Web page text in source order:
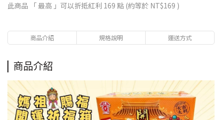
此商品 「 最高 」可以折抵紅利 169 點 (約等於 NT$169 )
商品介紹 規格說明 運送方式
商品介紹